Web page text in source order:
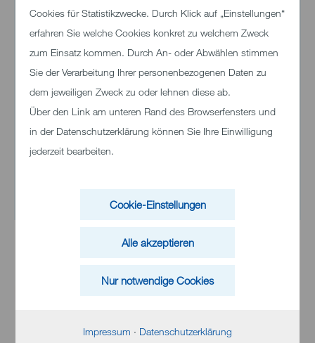
Cookies für Statistikzwecke. Durch Klick auf „Einstellungen“
erfahren Sie welche Cookies konkret zu welchem Zweck
zum Einsatz kommen. Durch An- oder Abwählen stimmen
Sie der Verarbeitung Ihrer personenbezogenen Daten zu
dem jeweiligen Zweck zu oder lehnen diese ab.
Über den Link am unteren Rand des Browserfensters und
in der Datenschutzerklärung können Sie Ihre Einwilligung
jederzeit bearbeiten.
Cookie-Einstellungen
Alle akzeptieren
Nur notwendige Cookies
Impressum · Datenschutzerklärung
Christine Riedlberger
Bereichsleiterin
verantwortlich für Reinigung, Bettenaufbereitung und
Materiallogistik
Tel.+49 7321 33 93002